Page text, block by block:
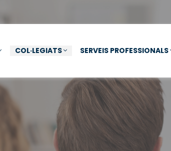
COL·LEGIATS SERVEIS PROFESSIONALS